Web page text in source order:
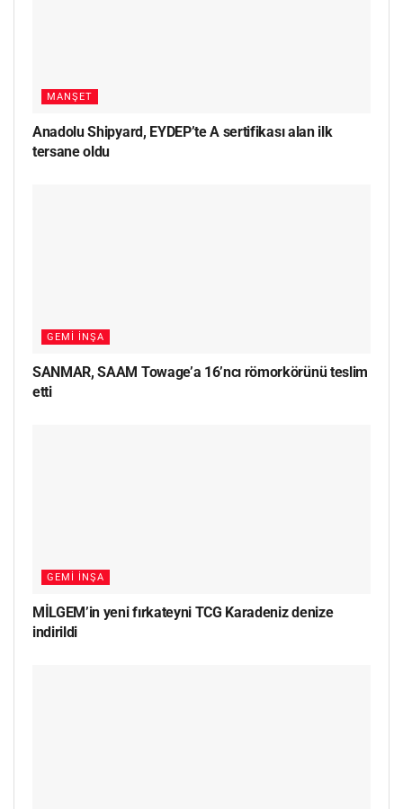
MANŞET
Anadolu Shipyard, EYDEP’te A sertifikası alan ilk
tersane oldu
GEMI İNŞA
SANMAR, SAAM Towage’a 16’ncı römorkörünü teslim
etti
GEMI İNŞA
MİLGEM’in yeni fırkateyni TCG Karadeniz denize
indirildi